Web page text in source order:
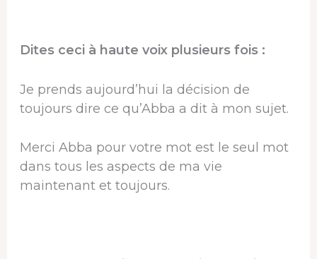
Dites ceci à haute voix plusieurs fois :
Je prends aujourd’hui la décision de
toujours dire ce qu’Abba a dit à mon sujet.
Merci Abba pour votre mot est le seul mot
dans tous les aspects de ma vie
maintenant et toujours.